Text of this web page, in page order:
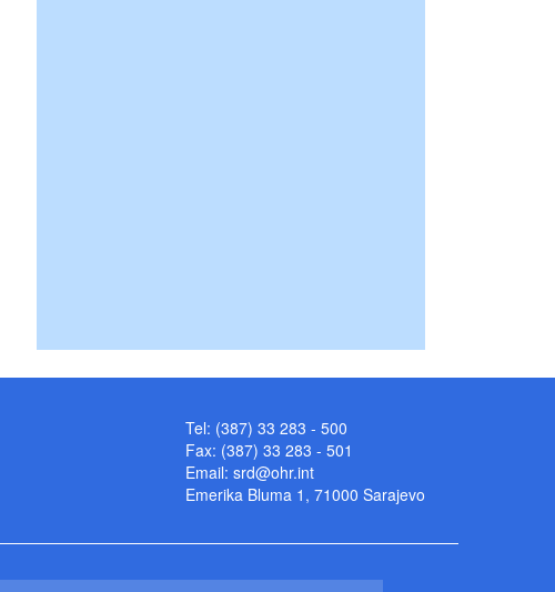
Tel: (387) 33 283 - 500
Fax: (387) 33 283 - 501
Email: srd@ohr.int
Emerika Bluma 1, 71000 Sarajevo